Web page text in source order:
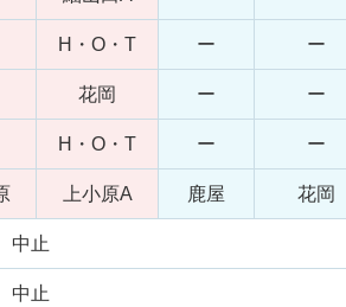
H・O・T ー ー
花岡 ー ー
H・O・T ー ー
上小原A 鹿屋 花岡
中止
中止